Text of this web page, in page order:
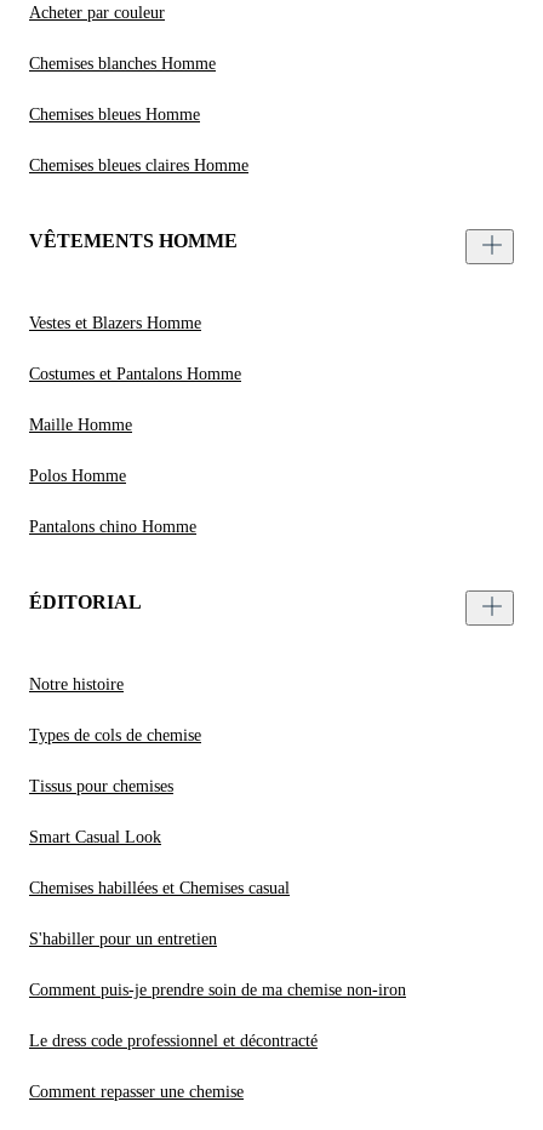
Acheter par couleur
Chemises blanches Homme
Chemises bleues Homme
Chemises bleues claires Homme
VÊTEMENTS HOMME
Vestes et Blazers Homme
Costumes et Pantalons Homme
Maille Homme
Polos Homme
Pantalons chino Homme
ÉDITORIAL
Notre histoire
Types de cols de chemise
Tissus pour chemises
Smart Casual Look
Chemises habillées et Chemises casual
S'habiller pour un entretien
Comment puis-je prendre soin de ma chemise non-iron
Le dress code professionnel et décontracté
Comment repasser une chemise